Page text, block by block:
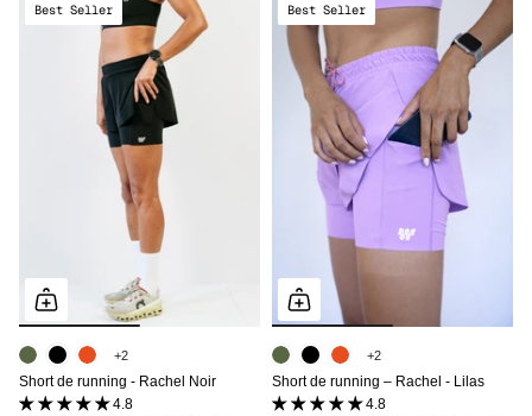
Best Seller
+2
Short de running - Rachel Noir
4.8 (26 avis)
Best Seller
+2
Short de running – Rachel - Lilas
4.8 (26 avis)